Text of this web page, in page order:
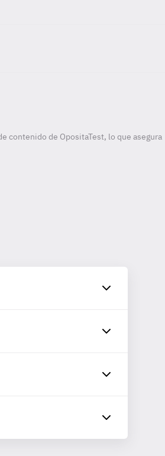
contenido de OpositaTest, lo que asegura